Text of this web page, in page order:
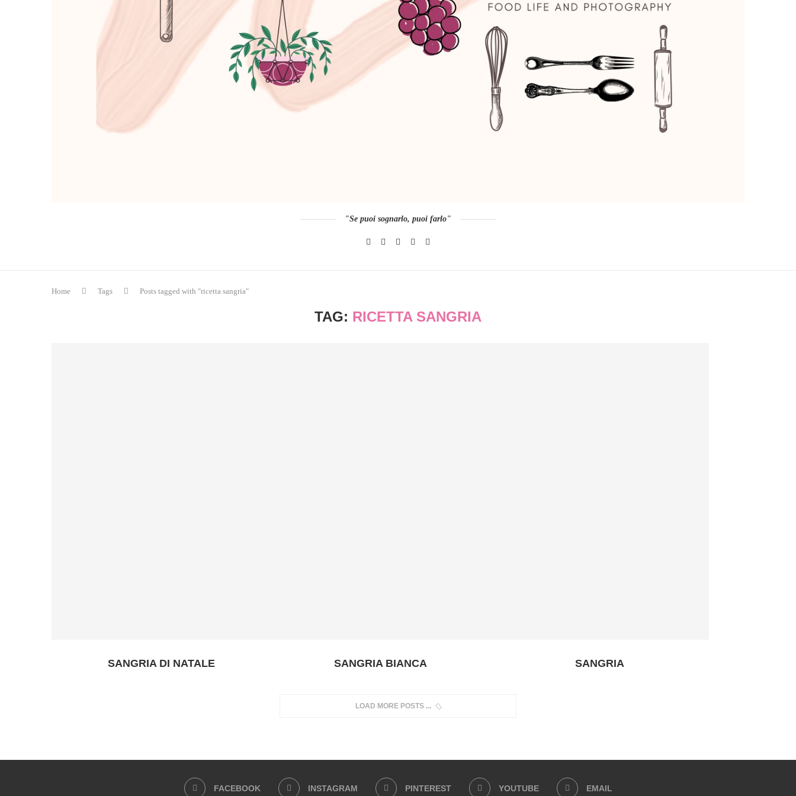
"Se puoi sognarlo, puoi farlo"
Home Tags Posts tagged with "ricetta sangria"
TAG: RICETTA SANGRIA
SANGRIA DI NATALE SANGRIA BIANCA SANGRIA
LOAD MORE POSTS
FACEBOOK INSTAGRAM PINTEREST YOUTUBE EMAIL